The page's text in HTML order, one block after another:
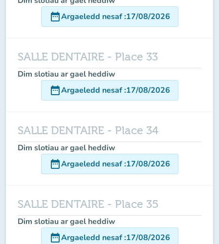
date_rangeArgaeledd nesaf:17/08/2026
SALLE DENTAIRE - Place 33
Dim slotiau ar gael heddiw
date_rangeArgaeledd nesaf:17/08/2026
SALLE DENTAIRE - Place 34
Dim slotiau ar gael heddiw
date_rangeArgaeledd nesaf:17/08/2026
SALLE DENTAIRE - Place 35
Dim slotiau ar gael heddiw
date_rangeArgaeledd nesaf:17/08/2026